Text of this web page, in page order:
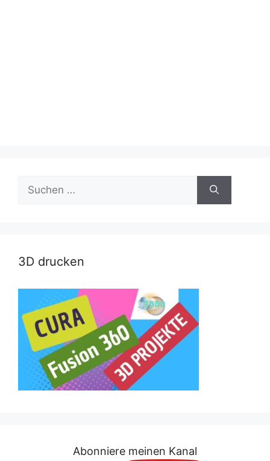
nach:
3D drucken
Abonniere meinen Kanal